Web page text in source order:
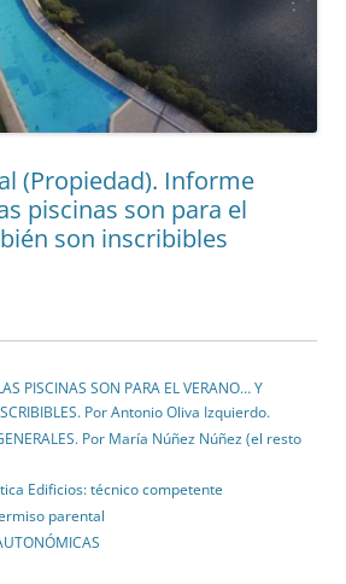
(Propiedad). Informe
piscinas son para el
son inscribibles
PISCINAS SON PARA EL VERANO… Y
Por Antonio Oliva Izquierdo.
Por María Núñez Núñez (el resto
Edificios: técnico competente
parental